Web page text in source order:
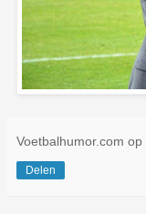
Voetbalhumor.com op
Delen